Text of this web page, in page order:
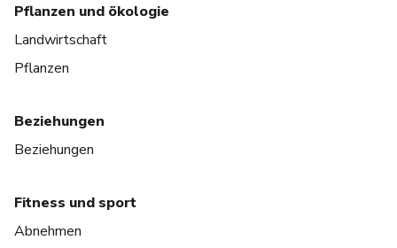
Pflanzen und ökologie
Landwirtschaft
Pflanzen
Beziehungen
Beziehungen
Fitness und sport
Abnehmen